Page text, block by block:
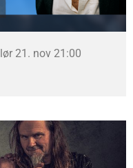
lør 21. nov 21:00